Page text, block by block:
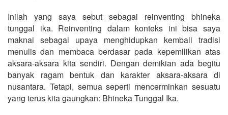
Inilah yang saya sebut sebagai reinventing bhineka
tunggal ika. Reinventing dalam konteks ini bisa saya
maknai sebagai upaya menghidupkan kembali tradisi
menulis dan membaca berdasar pada kepemilikan atas
aksara-aksara kita sendiri. Dengan demikian ada begitu
banyak ragam bentuk dan karakter aksara-aksara di
nusantara. Tetapi, semua seperti mencerminkan sesuatu
yang terus kita gaungkan: Bhineka Tunggal Ika.